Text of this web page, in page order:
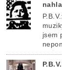
jsem
P.B.V.